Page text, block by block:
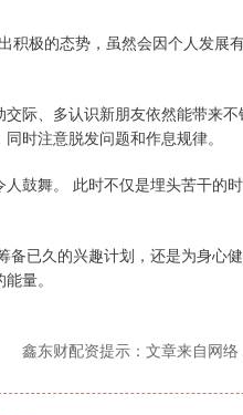
极的态势，虽然会因个人发展
际、多认识新朋友依然能带来
时注意脱发问题和作息规律。
鼓舞。 此时不仅是埋头苦干的
已久的兴趣计划，还是为身心
量。
鑫东财配资提示：文章来自网络